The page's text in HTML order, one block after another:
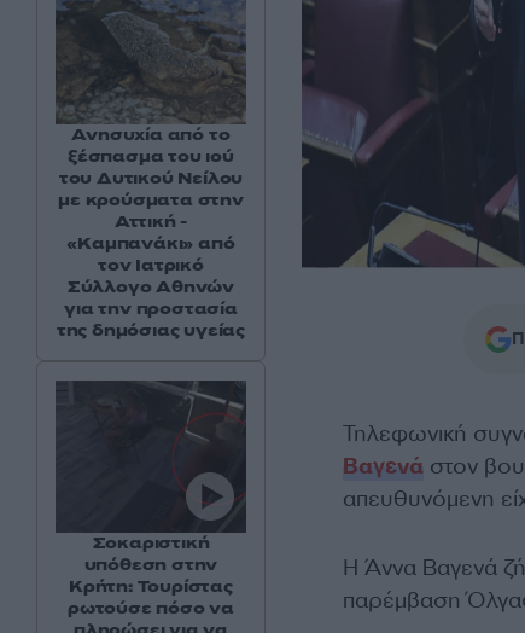
Τηλεφωνική
Βαγενάστον
απευθυνόμενη
Η Άννα Βαγενά
παρέμβαση
Ανησυχία από το
ξέσπασμα του ιού
του Δυτικού Νείλου
με κρούσματα στην
Αττική -
«Καμπανάκι» από
τον Ιατρικό
Σύλλογο Αθηνών
για την προστασία
της δημόσιας υγείας
Σοκαριστική
υπόθεση στην
Κρήτη: Τουρίστας
ρωτούσε πόσο να